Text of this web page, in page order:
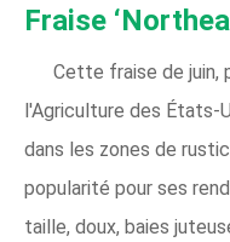
Fraise
Cette fraise de juin,
l'Agriculture des États-
dans les zones de
popularité pour ses
taille, doux, baies